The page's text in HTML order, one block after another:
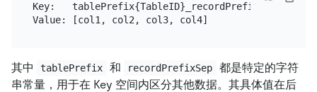
Key:   tablePrefix{TableID}_recordPrefixSep{RowID}
其中 tablePrefix 和 recordPrefixSep
都是特定的字符
串常量，用于在 Key 空间内区分其他数据。其具体值在后